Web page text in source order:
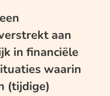
aan
in financiële
waarin
(tijdige)